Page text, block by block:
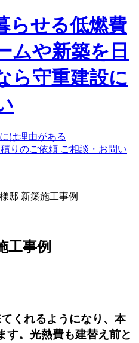
ご相談・お問い
邸 新築施工事例
工事例
くれるようになり、本
す。光熱費も建替え前と